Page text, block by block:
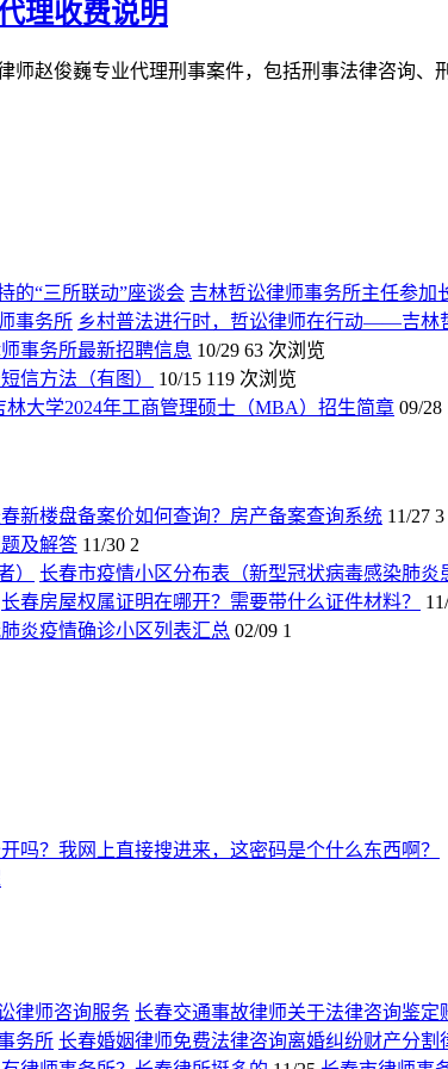
理收费说明
师赵俊巍专业代理刑事案件，包括刑事法律咨询
吉林哲讼律师事务所主任参加
乡村普法进行时，哲讼律师在行动——吉林
事务所最新招聘信息 10/29 63 次浏览
信方法（有图）
10/15 119 次浏览
林大学2024年工商管理硕士（MBA）招生简章 09/28
新楼盘备案价如何查询？房产备案查询系统 11/27 3
及解答 11/30 2
长春市疫情小区分布表（新型冠状病毒感染肺炎
长春房屋权属证明在哪开？需要带什么证件材料？
炎疫情确诊小区列表汇总 02/09 1
吗？我网上直接搜进来，这密码是个什么东西啊？
长春交通事故律师关于法律咨询鉴
长春婚姻律师免费法律咨询离婚纠纷财产分割